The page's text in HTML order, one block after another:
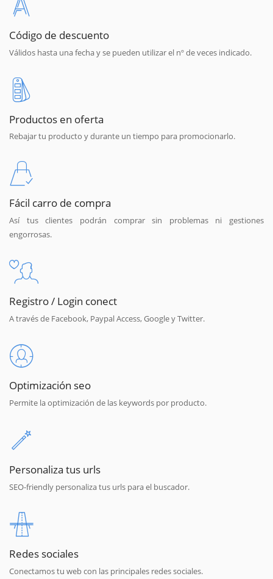
Código de descuento
Válidos hasta una fecha y se pueden utilizar el nº de veces indicado.
Productos en oferta
Rebajar tu producto y durante un tiempo para promocionarlo.
Fácil carro de compra
Así tus clientes podrán comprar sin problemas ni gestiones
engorrosas.
Registro / Login conect
A través de Facebook, Paypal Access, Google y Twitter.
Optimización seo
Permite la optimización de las keywords por producto.
Personaliza tus urls
SEO-friendly personaliza tus urls para el buscador.
Redes sociales
Conectamos tu web con las principales redes sociales.